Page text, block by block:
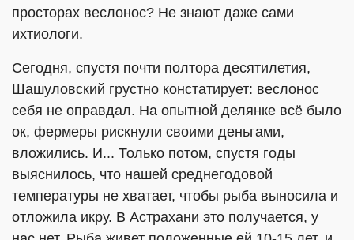
просторах веслонос? Не знают даже сами
ихтиологи.
Сегодня, спустя почти полтора десятилетия,
Шашуловский грустно констатирует: веслонос
себя не оправдал. На опытной делянке всё было
ок, фермеры рискнули своими деньгами,
вложились. И... Только потом, спустя годы
выяснилось, что нашей среднегодовой
температуры не хватает, чтобы рыба выносила и
отложила икру. В Астрахани это получается, у